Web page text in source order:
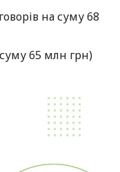
на суму 68
65 млн грн)